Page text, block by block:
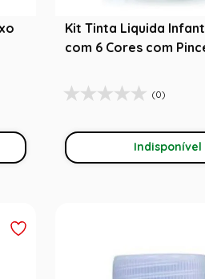
Kit Tinta Liquida
com 6 Cores com
(0)
Indisponível